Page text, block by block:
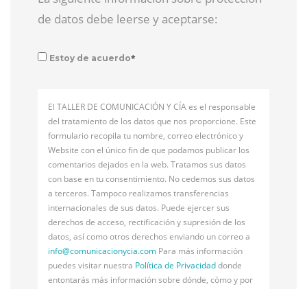
de datos debe leerse y aceptarse:
Estoy de acuerdo*
El TALLER DE COMUNICACIÓN Y CÍA es el responsable
del tratamiento de los datos que nos proporcione. Este
formulario recopila tu nombre, correo electrónico y
Website con el único fin de que podamos publicar los
comentarios dejados en la web. Tratamos sus datos
con base en tu consentimiento. No cedemos sus datos
a terceros. Tampoco realizamos transferencias
internacionales de sus datos. Puede ejercer sus
derechos de acceso, rectificación y supresión de los
datos, así como otros derechos enviando un correo a
info@comunicacionycia.com Para más información
puedes visitar nuestra Política de Privacidaddonde
entontarás más información sobre dónde, cómo y por